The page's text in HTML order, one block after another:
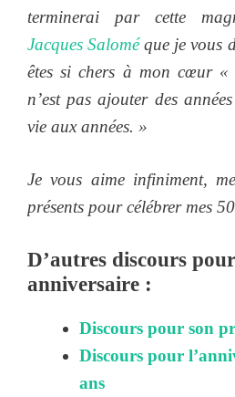
terminerai par cette
Jacques Saloméque je vous
êtes si chers à mon cœur «
n’est pas ajouter des
vie aux années. »
Je vous aime infiniment,
présents pour célébrer mes
D’autres discours
anniversaire :
Discours pour son
Discours pour
ans